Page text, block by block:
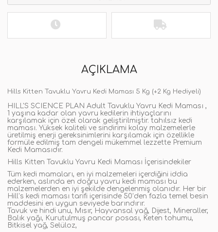
AÇIKLAMA
Hills Kitten Tavuklu Yavru Kedi Maması 5 Kg (+2 Kg Hediyeli)
HILL'S SCIENCE PLAN Adult Tavuklu Yavru Kedi Maması ,
1 yaşına kadar olan yavru kedilerin ihtiyaçlarını
karşılamak için özel olarak geliştirilmiştir. tahılsız kedi
maması. Yüksek kaliteli ve sindirimi kolay malzemelerle
üretilmiş enerji gereksinimlerini karşılamak için özellikle
formüle edilmiş tam dengeli mükemmel lezzette Premium
Kedi Mamasıdır.
Hills Kitten Tavuklu Yavru Kedi Maması İçerisindekiler
Tüm kedi mamaları, en iyi malzemeleri içerdiğini iddia
ederken, aslında en doğru yavru kedi maması bu
malzemelerden en iyi şekilde dengelenmiş olanıdır. Her bir
Hill’s kedi maması tarifi içerisinde 50’den fazla temel besin
maddesini en uygun seviyede barındırır.
Tavuk ve hindi unu, Mısır, Hayvansal yağ, Dijest, Mineraller,
Balık yağı, Kurutulmuş pancar posası, Keten tohumu,
Bitkisel yağ, Selüloz,